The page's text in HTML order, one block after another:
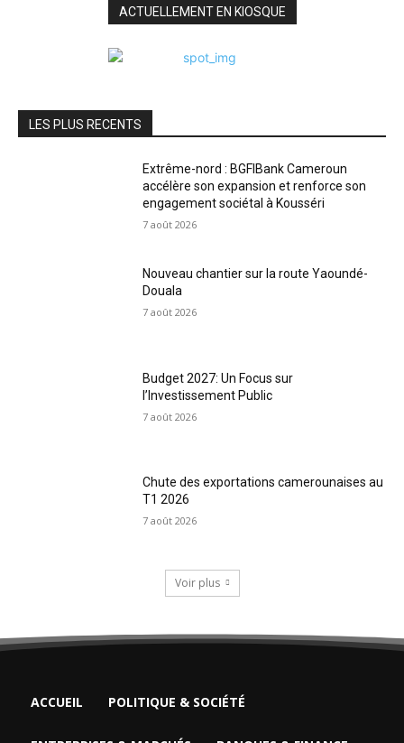
ACTUELLEMENT EN KIOSQUE
LES PLUS RECENTS
Extrême-nord : BGFIBank Cameroun
accélère son expansion et renforce son
engagement sociétal à Kousséri
7 août 2026
Nouveau chantier sur la route Yaoundé-
Douala
7 août 2026
Budget 2027: Un Focus sur
l’Investissement Public
7 août 2026
Chute des exportations camerounaises au
T1 2026
7 août 2026
Voir plus
ACCUEIL POLITIQUE & SOCIÉTÉ